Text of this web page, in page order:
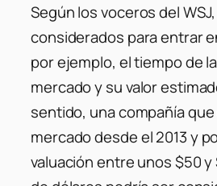
Según los voceros del
considerados para entrar
por ejemplo, el tiempo de
mercado y su valor
sentido, una compañía
mercado desde el 2013 y
valuación entre unos $50